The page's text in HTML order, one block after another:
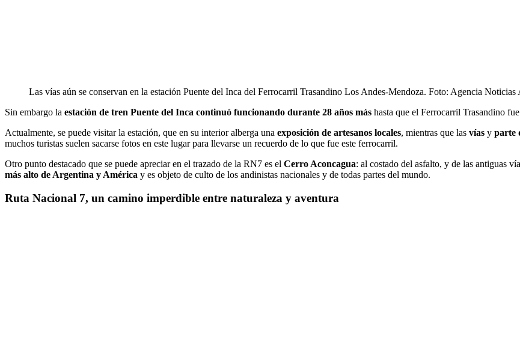
Las vías aún se conservan en la estación Puente del Inca del Ferrocarril Trasandino Los Andes-Mendoza. Foto: Agencia Noticias
Sin embargo la estación de tren Puente del Inca continuó funcionando durante 28 años más hasta que el Ferrocarril Trasandino
Actualmente, se puede visitar la estación, que en su interior alberga una exposición de artesanos locales, mientras que las vías y parte
muchos turistas suelen sacarse fotos en este lugar para llevarse un recuerdo de lo que fue este ferrocarril.
Otro punto destacado que se puede apreciar en el trazado de la RN7 es el Cerro Aconcagua: al costado del asfalto, y de las antiguas
más alto de Argentina y América y es objeto de culto de los andinistas nacionales y de todas partes del mundo.
Ruta Nacional 7, un camino imperdible entre naturaleza y aventura